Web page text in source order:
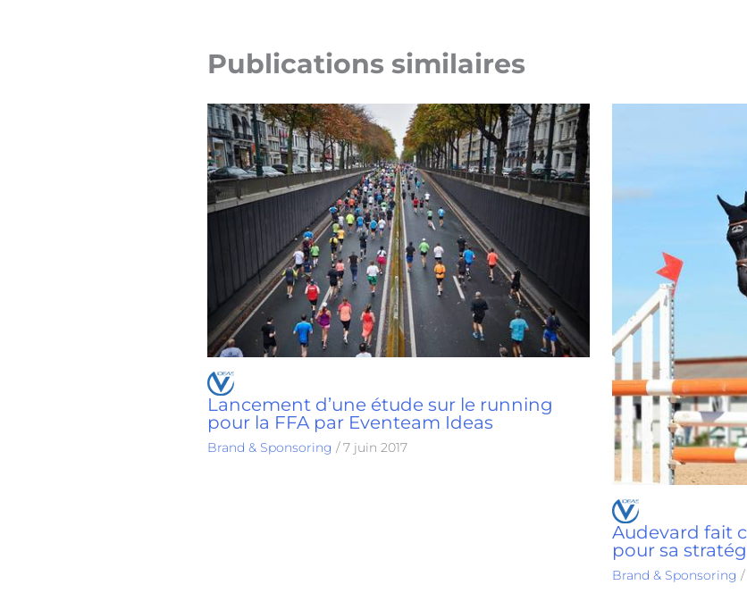
Publications similaires
Lancement d’une étude sur le running
pour la FFA par Eventeam Ideas
Brand & Sponsoring /7 juin 2017
Audevard fait
pour sa
Brand & Sponsoring /